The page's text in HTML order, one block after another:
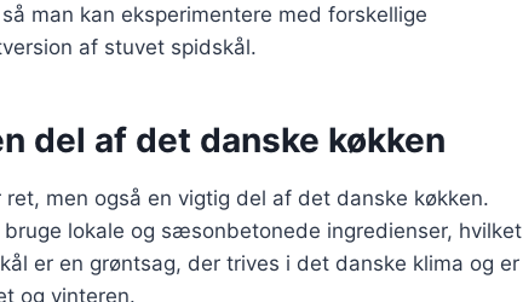
man kan eksperimentere med forskellige
af stuvet spidskål.
del af det danske køkken
men også en vigtig del af det danske køkken.
lokale og sæsonbetonede ingredienser, hvilket
er en grøntsag, der trives i det danske klima og er
og vinteren.